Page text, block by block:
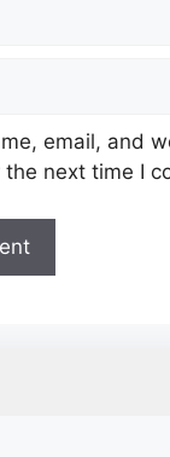
email, and
next time I